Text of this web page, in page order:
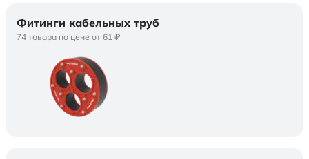
Фитинги кабельных труб
74 товара по цене от 61 ₽